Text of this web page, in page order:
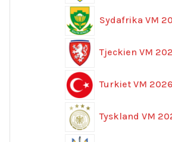
Sydafrika VM
Tjeckien VM
Turkiet VM 2026
Tyskland VM